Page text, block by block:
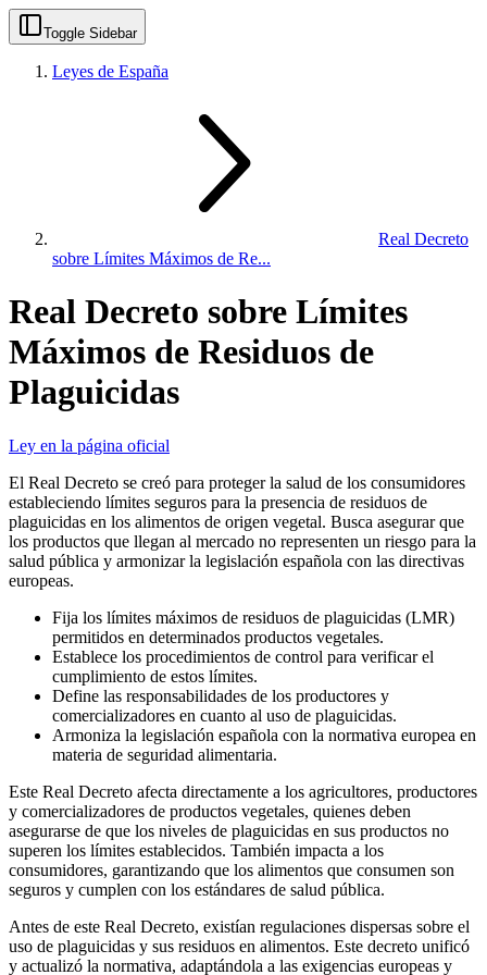
Toggle Sidebar
Leyes de España
Real Decreto
sobre Límites Máximos de Re...
Real Decreto sobre Límites
Máximos de Residuos de
Plaguicidas
Ley en la página oficial
El Real Decreto se creó para proteger la salud de los consumidores
estableciendo límites seguros para la presencia de residuos de
plaguicidas en los alimentos de origen vegetal. Busca asegurar que
los productos que llegan al mercado no representen un riesgo para la
salud pública y armonizar la legislación española con las directivas
europeas.
Fija los límites máximos de residuos de plaguicidas (LMR)
permitidos en determinados productos vegetales.
Establece los procedimientos de control para verificar el
cumplimiento de estos límites.
Define las responsabilidades de los productores y
comercializadores en cuanto al uso de plaguicidas.
Armoniza la legislación española con la normativa europea en
materia de seguridad alimentaria.
Este Real Decreto afecta directamente a los agricultores, productores
y comercializadores de productos vegetales, quienes deben
asegurarse de que los niveles de plaguicidas en sus productos no
superen los límites establecidos. También impacta a los
consumidores, garantizando que los alimentos que consumen son
seguros y cumplen con los estándares de salud pública.
Antes de este Real Decreto, existían regulaciones dispersas sobre el
uso de plaguicidas y sus residuos en alimentos. Este decreto unificó
y actualizó la normativa, adaptándola a las exigencias europeas y